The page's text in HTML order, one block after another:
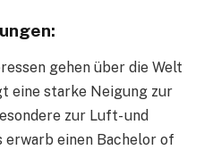
gehen über die Welt
eine starke Neigung zur
zur Luft- und
erwarb einen Bachelor of